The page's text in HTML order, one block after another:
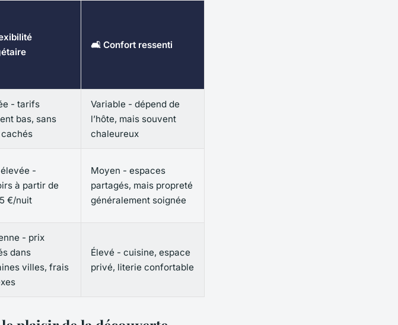
🛋️ Confort ressenti
- tarifs
bas, sans
Variable - dépend de
l’hôte, mais souvent
chaleureux
-
à partir de
€/nuit
Moyen - espaces
partagés, mais propreté
généralement soignée
- prix
dans
villes, frais
Élevé - cuisine, espace
privé, literie confortable